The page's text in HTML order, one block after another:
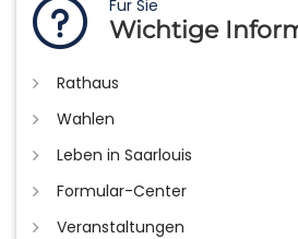
Für Sie
Wichtige
Rathaus
Wahlen
Leben in Saarlouis
Formular-Center
Veranstaltungen